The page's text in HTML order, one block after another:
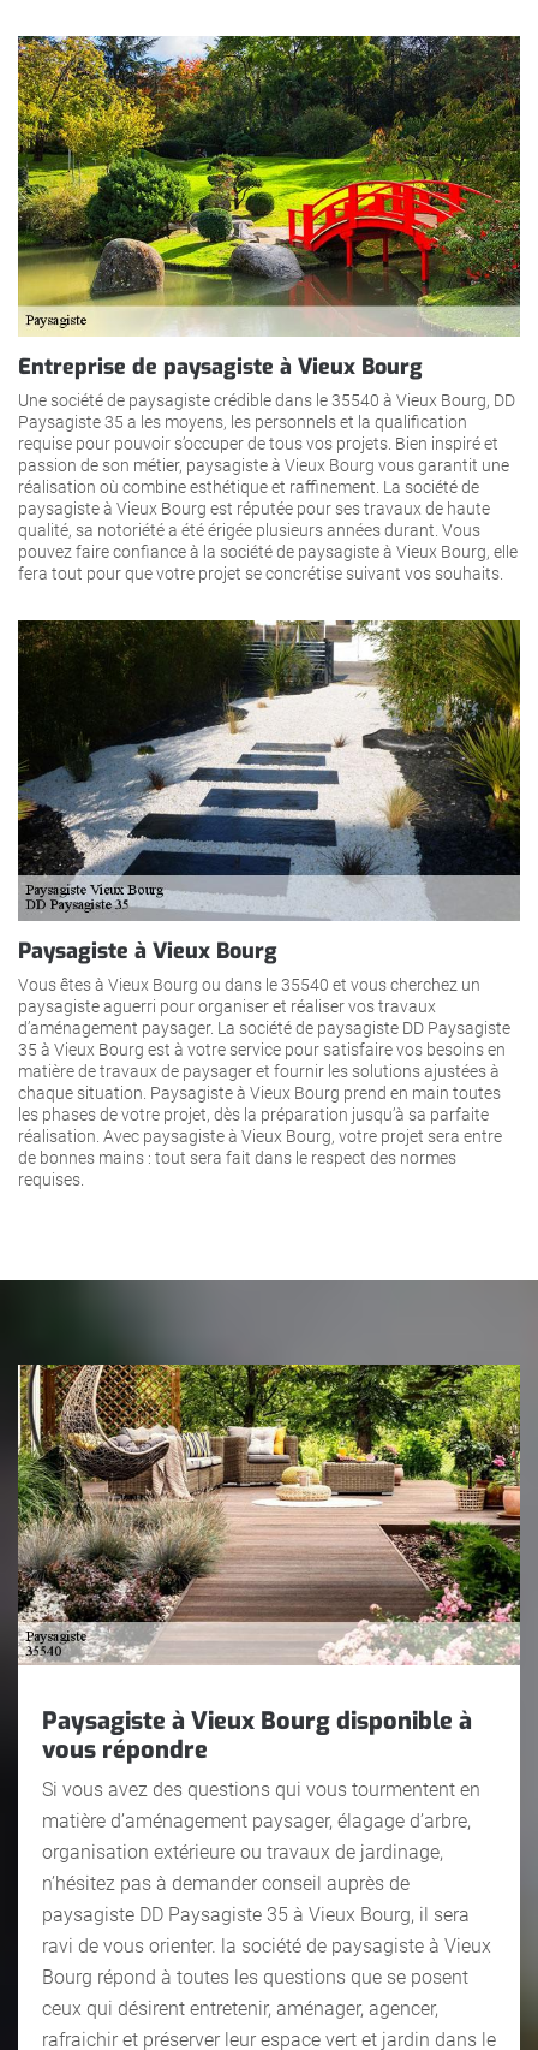
Entreprise de paysagiste à Vieux Bourg
Une société de paysagiste crédible dans le 35540 à Vieux Bourg, DD
Paysagiste 35 a les moyens, les personnels et la qualification
requise pour pouvoir s’occuper de tous vos projets. Bien inspiré et
passion de son métier, paysagiste à Vieux Bourg vous garantit une
réalisation où combine esthétique et raffinement. La société de
paysagiste à Vieux Bourg est réputée pour ses travaux de haute
qualité, sa notoriété a été érigée plusieurs années durant. Vous
pouvez faire confiance à la société de paysagiste à Vieux Bourg, elle
fera tout pour que votre projet se concrétise suivant vos souhaits.
Paysagiste à Vieux Bourg
Vous êtes à Vieux Bourg ou dans le 35540 et vous cherchez un
paysagiste aguerri pour organiser et réaliser vos travaux
d’aménagement paysager. La société de paysagiste DD Paysagiste
35 à Vieux Bourg est à votre service pour satisfaire vos besoins en
matière de travaux de paysager et fournir les solutions ajustées à
chaque situation. Paysagiste à Vieux Bourg prend en main toutes
les phases de votre projet, dès la préparation jusqu’à sa parfaite
réalisation. Avec paysagiste à Vieux Bourg, votre projet sera entre
de bonnes mains : tout sera fait dans le respect des normes
requises.
Paysagiste à Vieux Bourg disponible à
vous répondre
Si vous avez des questions qui vous tourmentent en
matière d’aménagement paysager, élagage d’arbre,
organisation extérieure ou travaux de jardinage,
n’hésitez pas à demander conseil auprès de
paysagiste DD Paysagiste 35 à Vieux Bourg, il sera
ravi de vous orienter. la société de paysagiste à Vieux
Bourg répond à toutes les questions que se posent
ceux qui désirent entretenir, aménager, agencer,
rafraichir et préserver leur espace vert et jardin dans le